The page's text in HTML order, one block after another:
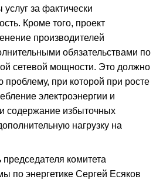
услуг за фактически
Кроме того, проект
производителей
обязательствами по
сетевой мощности. Это должно
при которой при росте
электроэнергии и
содержание избыточных
нагрузку на
комитета
по энергетике Сергей Есяков